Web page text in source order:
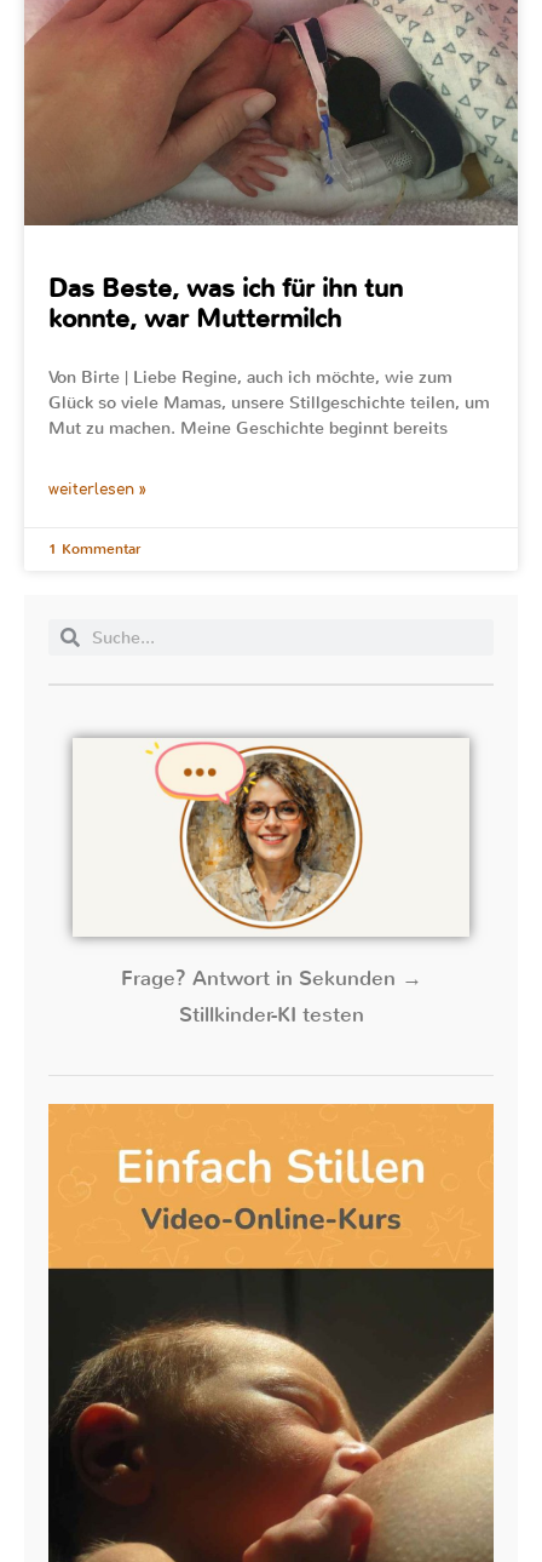
Das Beste, was ich für ihn tun
konnte, war Muttermilch
Von Birte | Liebe Regine, auch ich möchte, wie zum
Glück so viele Mamas, unsere Stillgeschichte teilen, um
Mut zu machen. Meine Geschichte beginnt bereits
weiterlesen »
1 Kommentar
Frage? Antwort in Sekunden →
Stillkinder-KI testen